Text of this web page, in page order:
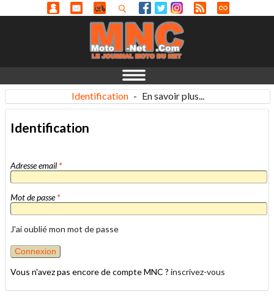
Identification - En savoir plus...
Identification
Adresse email *
Mot de passe*
J'ai oublié mon mot de passe
Vous n'avez pas encore de compte MNC ? inscrivez-vous